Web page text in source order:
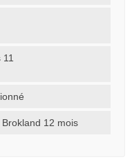
11
12 mois